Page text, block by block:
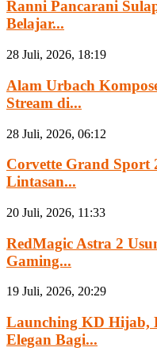
Ranni Pancarani
Belajar...
28 Juli, 2026, 18:19
Alam Urbach
Stream di...
28 Juli, 2026, 06:12
Corvette Grand Sport
Lintasan...
20 Juli, 2026, 11:33
RedMagic Astra 2
Gaming...
19 Juli, 2026, 20:29
Launching KD Hijab,
Elegan Bagi...